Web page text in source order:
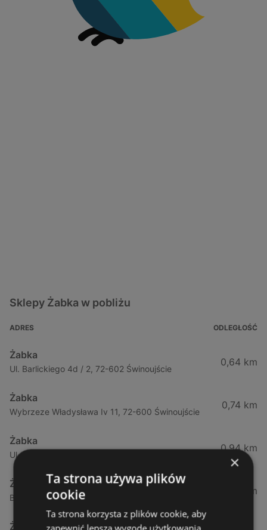
Sklepy Żabka w pobliżu
ADRES ODLEGŁOŚĆ
Żabka
Ul. Barlickiego 4d / 2, 72-602 Świnoujście
0,64 km
Żabka
Wybrzeze Władysława Iv 11, 72-600 Świnoujście
0,74 km
Żabka
Ul. Bohaterów Września 49, 72-600 Świnoujście
0,94 km
Żabka
Bohaterów Września 52, 72-600 Świnoujście
1,02 km
Żabka
×
Ta strona używa plików
cookie
Ta strona korzysta z plików cookie, aby